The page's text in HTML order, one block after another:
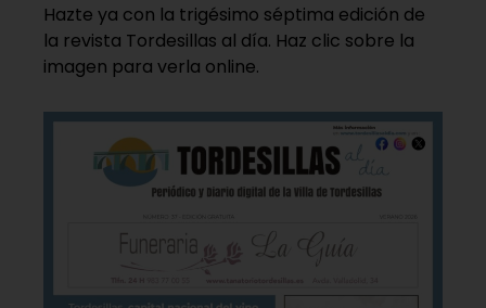
Hazte ya con la trigésimo séptima edición de
la revista Tordesillas al día. Haz clic sobre la
imagen para verla online.